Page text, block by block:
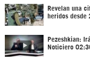
Revelan una
heridos desde
Pezeshkian:
Noticiero